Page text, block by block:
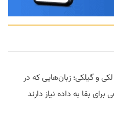
و گیلکی؛ زبان‌هایی که در
بقا به داده نیاز دارند